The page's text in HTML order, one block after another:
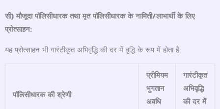
सी) मौजूदा पॉलिसीधारक तथा मृत पॉलिसीधारक के नामिती/लाभार्थी के लिए
प्रोत्साहन:
यह प्रोत्साहन भी गारंटीकृत अभिवृद्धि की दर में वृद्धि के रूप में होता है:
पॉलिसीधारक की श्रेणी
प्रीमियम
भुगतान
अवधि
गारंटीकृत
अभिवृद्धि
की दर में